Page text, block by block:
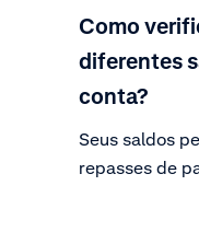
Como
diferentes
conta?
Seus saldos
repasses de